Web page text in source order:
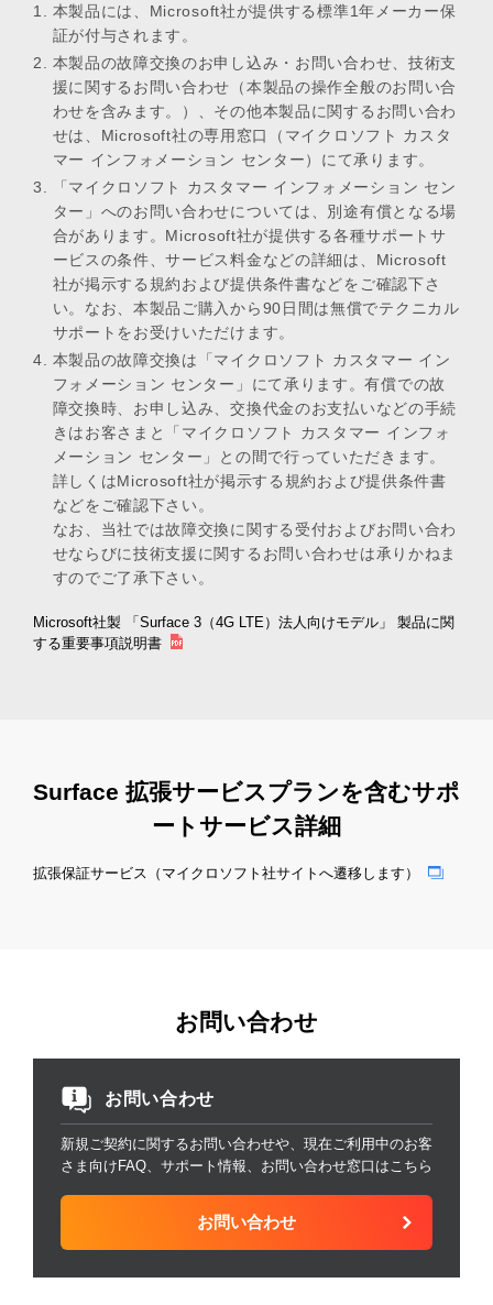
本製品には、Microsoft社が提供する標準1年メーカー保
証が付与されます。
本製品の故障交換のお申し込み・お問い合わせ、技術支
援に関するお問い合わせ（本製品の操作全般のお問い合
わせを含みます。）、その他本製品に関するお問い合わ
せは、Microsoft社の専用窓口（マイクロソフト カスタ
マー インフォメーション センター）にて承ります。
「マイクロソフト カスタマー インフォメーション セン
ター」へのお問い合わせについては、別途有償となる場
合があります。Microsoft社が提供する各種サポートサ
ービスの条件、サービス料金などの詳細は、Microsoft
社が掲示する規約および提供条件書などをご確認下さ
い。なお、本製品ご購入から90日間は無償でテクニカル
サポートをお受けいただけます。
本製品の故障交換は「マイクロソフト カスタマー イン
フォメーション センター」にて承ります。有償での故
障交換時、お申し込み、交換代金のお支払いなどの手続
きはお客さまと「マイクロソフト カスタマー インフォ
メーション センター」との間で行っていただきます。
詳しくはMicrosoft社が掲示する規約および提供条件書
などをご確認下さい。
なお、当社では故障交換に関する受付およびお問い合わ
せならびに技術支援に関するお問い合わせは承りかねま
すのでご了承下さい。
Microsoft社製 「Surface 3（4G LTE）法人向けモデル」 製品に関
する重要事項説明書
Surface 拡張サービスプランを含むサポ
ートサービス詳細
拡張保証サービス（マイクロソフト社サイトへ遷移します）
お問い合わせ
お問い合わせ
新規ご契約に関するお問い合わせや、現在ご利用中のお客
さま向けFAQ、サポート情報、お問い合わせ窓口はこちら
お問い合わせ